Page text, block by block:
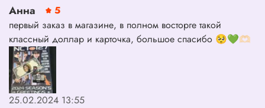
- Специальный полароид
Подарок за предзаказ: сет фотокарт (9 шт)
Анна
5
первый заказ в магазине, в полном восторге такой
классный доллар и карточка, большое спасибо 🥺💚🫶🏻
25.02.2024 13:55